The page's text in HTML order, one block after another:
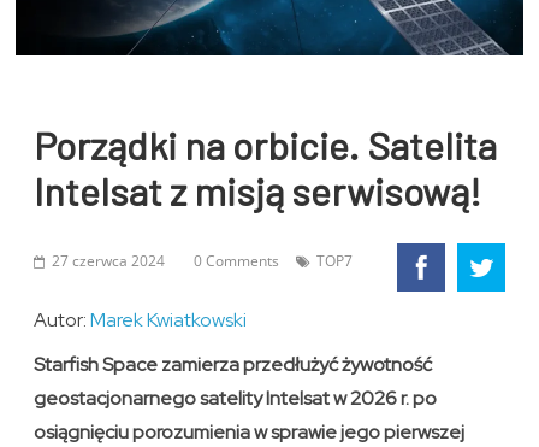
Porządki na orbicie. Satelita
Intelsat z misją serwisową!
27 czerwca 2024 0 Comments TOP7
Autor:Marek Kwiatkowski
Starfish Space zamierza przedłużyć żywotność
geostacjonarnego satelity Intelsat w 2026 r. po
osiągnięciu porozumienia w sprawie jego pierwszej